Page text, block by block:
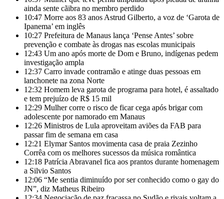
ainda sente cãibra no membro perdido
10:47 Morre aos 83 anos Astrud Gilberto, a voz de ‘Garota de
Ipanema’ em inglês
10:27 Prefeitura de Manaus lança ‘Pense Antes’ sobre
prevenção e combate às drogas nas escolas municipais
12:43 Um ano após morte de Dom e Bruno, indígenas pedem
investigação ampla
12:37 Carro invade contramão e atinge duas pessoas em
lanchonete na zona Norte
12:32 Homem leva garota de programa para hotel, é assaltado
e tem prejuízo de R$ 15 mil
12:29 Mulher corre o risco de ficar cega após brigar com
adolescente por namorado em Manaus
12:26 Ministros de Lula aproveitam aviões da FAB para
passar fim de semana em casa
12:21 Elymar Santos movimenta casa de praia Zezinho
Corrêa com os melhores sucessos da música romântica
12:18 Patrícia Abravanel fica aos prantos durante homenagem
a Silvio Santos
12:06 “Me sentia diminuído por ser conhecido como o gay do
JN”, diz Matheus Ribeiro